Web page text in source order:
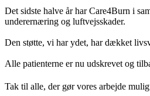
Det sidste halve år har Care4Burn i
underernæring og luftvejsskader.
Den støtte, vi har ydet, har dækket
Alle patienterne er nu udskrevet og
Tak til alle, der gør vores arbejde